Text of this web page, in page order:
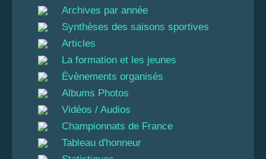
Archives par année
Synthèses des saisons sportives
Articles
La formation et les jeunes
Évènements organisés
Albums Photos
Vidéos / Audios
Championnats de France
Tableau d'honneur